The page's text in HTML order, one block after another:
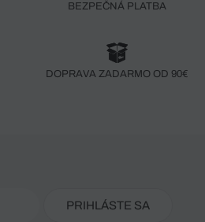
BEZPEČNÁ PLATBA
DOPRAVA ZADARMO OD 90€
PRIHLÁSTE SA